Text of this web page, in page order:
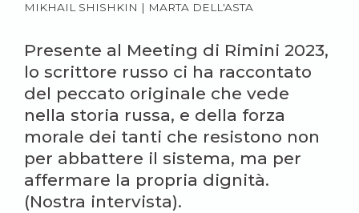
MIKHAIL SHISHKIN | MARTA DELL'ASTA
Presente al Meeting di Rimini 2023,
lo scrittore russo ci ha raccontato
del peccato originale che vede
nella storia russa, e della forza
morale dei tanti che resistono non
per abbattere il sistema, ma per
affermare la propria dignità.
(Nostra intervista).